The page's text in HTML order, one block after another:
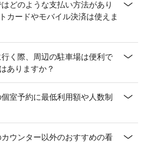
禁止酒駕
どのような支払い方法があり
カードやモバイル決済は使えま
く際、周辺の駐車場は便利で
ありますか？
室予約に最低利用額や人数制
ウンター以外のおすすめの看